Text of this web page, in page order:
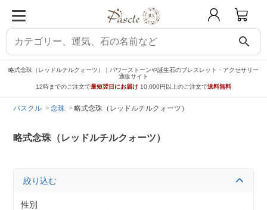
search
略式念珠（レッドルチルクォーツ）｜パワーストーンや誕生石のブレスレット・アクセサリー
通販サイト
12時までのご注文で最短翌日にお届け 10,000円以上のご注文で送料無料
パスクル 念珠 略式念珠（レッドルチルクォーツ）
略式念珠（レッドルチルクォーツ）
絞り込む
性別